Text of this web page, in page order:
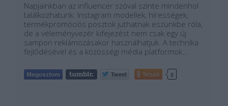
Napjainkban az influencer szóval szinte mindenhol
találkozhatunk. Instagram modellek, hírességek,
termékpromóciós posztok juthatnak eszünkbe róla,
de a véleményvezér kifejezést nem csak egy új
sampon reklámozásakor használhatjuk. A technika
fejlődésével és a közösségi média platformok…
Tetszik 0